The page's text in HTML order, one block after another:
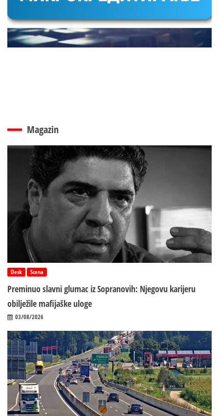
Magazin
Desk Scena
Preminuo slavni glumac iz Sopranovih: Njegovu karijeru
obilježile mafijaške uloge
03/08/2026